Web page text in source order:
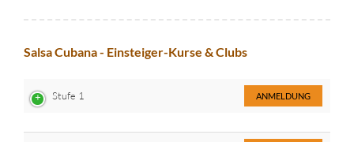
Salsa Cubana - Einsteiger-Kurse & Clubs
Stufe 1 ANMELDUNG